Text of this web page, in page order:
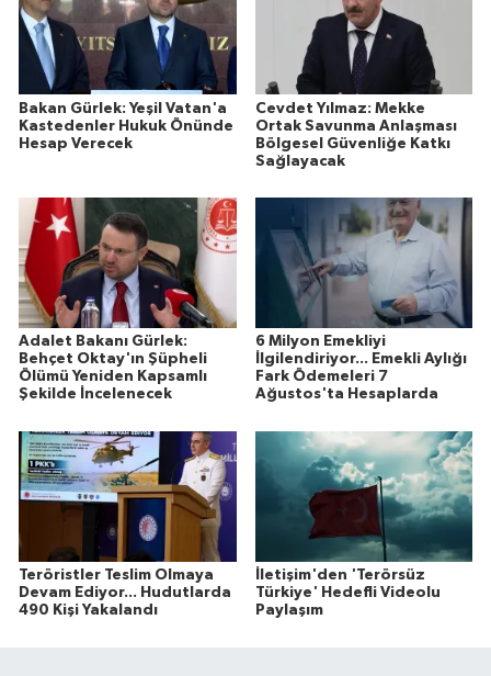
Bakan Gürlek: Yeşil Vatan'a
Kastedenler Hukuk Önünde
Hesap Verecek
Cevdet Yılmaz: Mekke
Ortak Savunma Anlaşması
Bölgesel Güvenliğe Katkı
Sağlayacak
Adalet Bakanı Gürlek:
Behçet Oktay'ın Şüpheli
Ölümü Yeniden Kapsamlı
Şekilde İncelenecek
6 Milyon Emekliyi
İlgilendiriyor... Emekli Aylığı
Fark Ödemeleri 7
Ağustos'ta Hesaplarda
Teröristler Teslim Olmaya
Devam Ediyor... Hudutlarda
490 Kişi Yakalandı
İletişim'den 'Terörsüz
Türkiye' Hedefli Videolu
Paylaşım